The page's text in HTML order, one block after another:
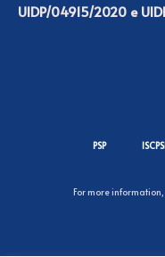
UIDP/04915/2020 e
PSP
For more